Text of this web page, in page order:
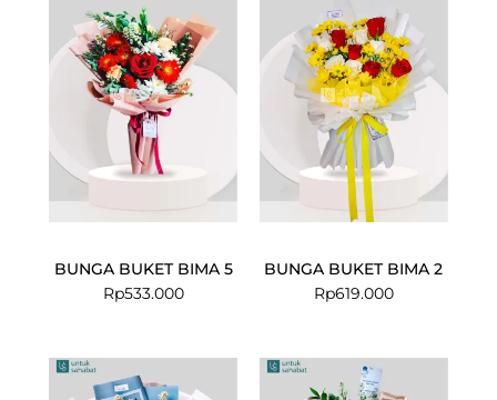
BUNGA BUKET BIMA 5
Rp533.000
BUNGA BUKET BIMA 2
Rp619.000